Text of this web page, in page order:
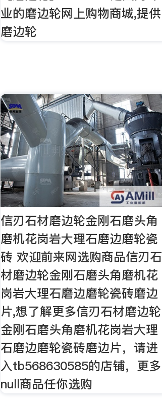
业的磨边轮网上购物商城,提供
磨边轮
信刃石材磨边轮金刚石磨头角
磨机花岗岩大理石磨边磨轮瓷
砖 欢迎前来网选购商品信刃石
材磨边轮金刚石磨头角磨机花
岗岩大理石磨边磨轮瓷砖磨边
片,想了解更多信刃石材磨边轮
金刚石磨头角磨机花岗岩大理
石磨边磨轮瓷砖磨边片，请进
入tb568630585的店铺，更多
null商品任你选购